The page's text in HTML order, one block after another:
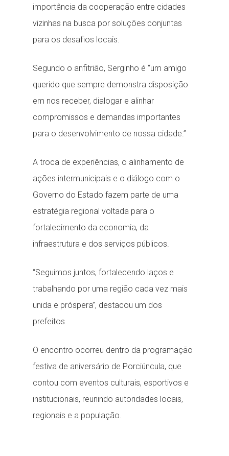
importância da cooperação entre cidades
vizinhas na busca por soluções conjuntas
para os desafios locais.
Segundo o anfitrião, Serginho é “um amigo
querido que sempre demonstra disposição
em nos receber, dialogar e alinhar
compromissos e demandas importantes
para o desenvolvimento de nossa cidade.”
A troca de experiências, o alinhamento de
ações intermunicipais e o diálogo com o
Governo do Estado fazem parte de uma
estratégia regional voltada para o
fortalecimento da economia, da
infraestrutura e dos serviços públicos.
“Seguimos juntos, fortalecendo laços e
trabalhando por uma região cada vez mais
unida e próspera”, destacou um dos
prefeitos.
O encontro ocorreu dentro da programação
festiva de aniversário de Porciúncula, que
contou com eventos culturais, esportivos e
institucionais, reunindo autoridades locais,
regionais e a população.